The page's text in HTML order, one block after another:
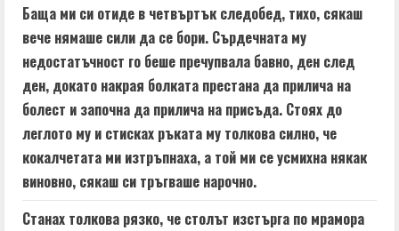
Баща ми си отиде в четвъртък следобед, тихо, сякаш
вече нямаше сили да се бори. Сърдечната му
недостатъчност го беше пречупвала бавно, ден след
ден, докато накрая болката престана да прилича на
болест и започна да прилича на присъда. Стоях до
леглото му и стисках ръката му толкова силно, че
кокалчетата ми изтръпнаха, а той ми се усмихна някак
виновно, сякаш си тръгваше нарочно.
Станах толкова рязко, че столът изстърга по мрамора